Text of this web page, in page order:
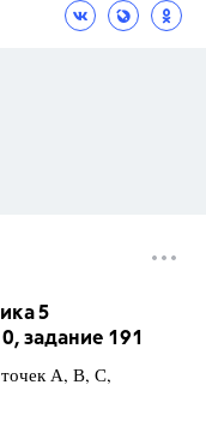
5
задание 191
точек А, В, С,